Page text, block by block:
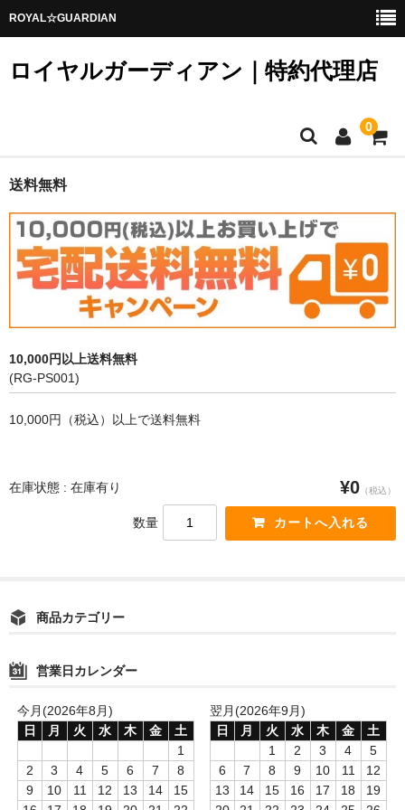
ROYAL☆GUARDIAN
ロイヤルガーディアン｜特約代理店
0
ホーム
変更可能な錠前
鍵登録／キーコード発行
お問い合わせ
送料無料
10,000円以上送料無料
(RG-PS001)
10,000円（税込）以上で送料無料
在庫状態 : 在庫有り ¥0 （税込）
数量
商品カテゴリー
営業日カレンダー
今月(2026年8月)
日
月 火 水 木 金
土
1
2
3 4 5 6 7
8
9
10 11 12 13 14
15
翌月(2026年9月)
日
月 火 水 木 金
土
1
2 3 4
5
6
7 8 9 10 11
12
13
14 15 16 17 18
19